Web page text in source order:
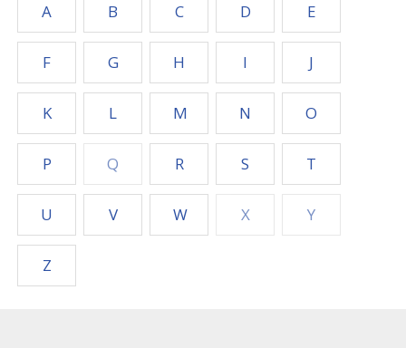
A B C D E
F G H I J
K L M N O
P Q R S T
U V W X Y
Z